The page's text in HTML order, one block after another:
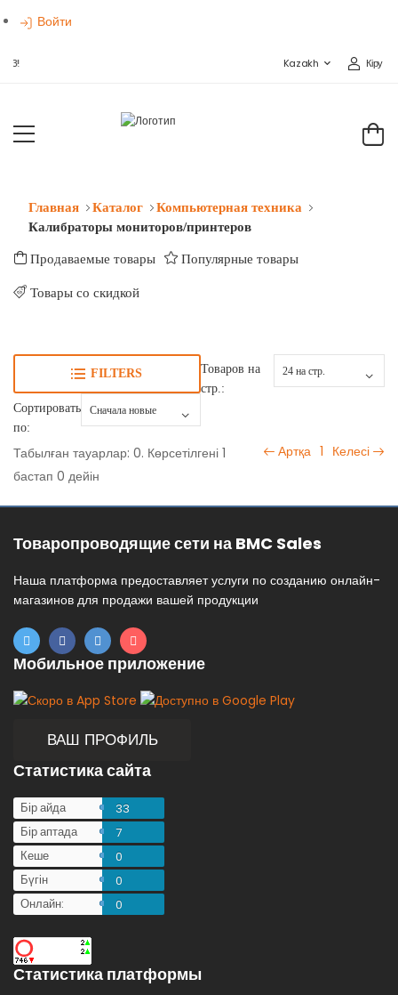
Войти
BMC SALES STORE-ҒА ҚОШ КЕЛДІҢІЗ!
Kazakh Кіру
Главная Каталог
Компьютерная техника
Калибраторы мониторов/принтеров
Продаваемые товары Популярные товары
Товары со скидкой
FILTERS
Сортировать
по:
Товаров на
стр.:
Табылған тауарлар: 0. Көрсетілгені 1
бастап 0 дейін
Артқа 1 Келесі
Товаропроводящие сети на BMC Sales
Наша платформа предоставляет услуги по созданию онлайн-
магазинов для продажи вашей продукции
Мобильное приложение
ВАШ ПРОФИЛЬ
Статистика сайта
Бір айда
33
Бір аптада
7
Кеше
0
Бүгін
0
Онлайн:
0
Статистика платформы